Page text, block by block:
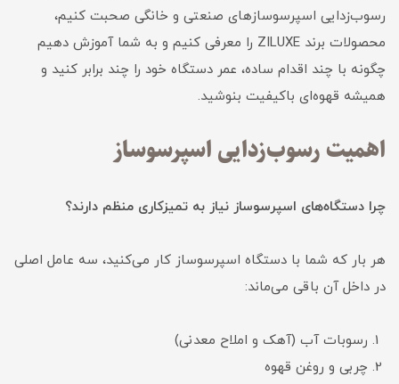
رسوب‌زدایی اسپرسوسازهای صنعتی و خانگی صحبت کنیم،
محصولات برند ZILUXE را معرفی کنیم و به شما آموزش دهیم
چگونه با چند اقدام ساده، عمر دستگاه خود را چند برابر کنید و
همیشه قهوه‌ای باکیفیت بنوشید.
اهمیت رسوب‌زدایی اسپرسوساز
چرا دستگاه‌های اسپرسوساز نیاز به تمیزکاری منظم دارند؟
هر بار که شما با دستگاه اسپرسوساز کار می‌کنید، سه عامل اصلی
در داخل آن باقی می‌ماند:
رسوبات آب (آهک و املاح معدنی)
چربی و روغن قهوه